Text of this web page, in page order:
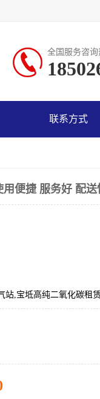
全国服务咨询
联系方式
便捷 服务好 配送
站,宝坻高纯二氧化碳租